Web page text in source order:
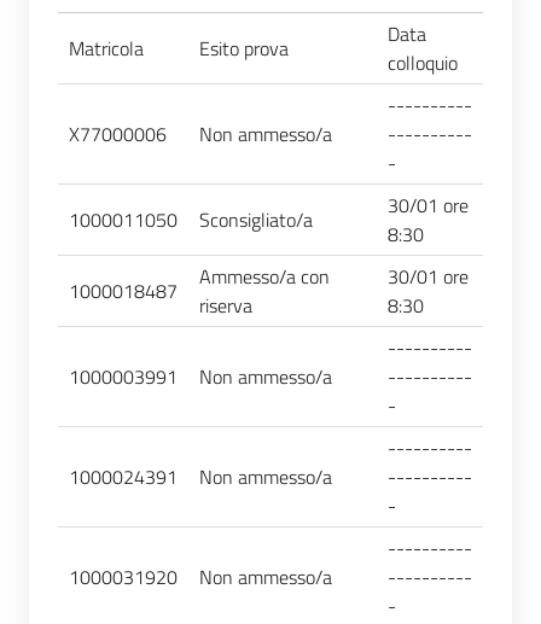
Matricola Esito prova
Data
colloquio
X77000006 Non ammesso/a
----------
----------
-
1000011050
Sconsigliato/a
30/01 ore
8:30
1000018487
Ammesso/a con
riserva
30/01 ore
8:30
1000003991 Non ammesso/a
----------
----------
-
1000024391 Non ammesso/a
----------
----------
-
1000031920 Non ammesso/a
----------
----------
-